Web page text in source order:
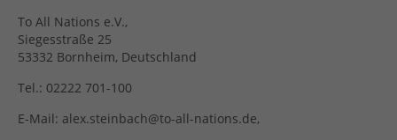
To All Nations e.V.,
Siegesstraße 25
53332 Bornheim, Deutschland
Tel.: 02222 701-100
E-Mail: alex.steinbach@to-all-nations.de,